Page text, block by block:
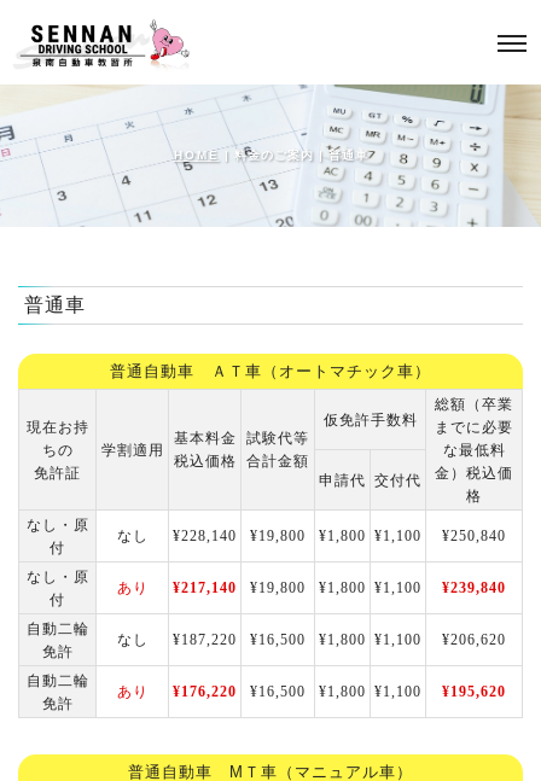
HOME | 料金のご案内 | 普通車
普通車
普通自動車 ＡＴ車（オートマチック車）
現在お持
ちの
免許証
学割適用
基本料金
税込価格
試験代等
合計金額
仮免許手数料
総額（卒業
までに必要
な最低料
金）税込価
格
申請代 交付代
なし・原
付
なし ¥228,140 ¥19,800 ¥1,800 ¥1,100 ¥250,840
なし・原
付
あり ¥217,140 ¥19,800 ¥1,800 ¥1,100 ¥239,840
自動二輪
免許
なし ¥187,220 ¥16,500 ¥1,800 ¥1,100 ¥206,620
自動二輪
免許
あり ¥176,220 ¥16,500 ¥1,800 ¥1,100 ¥195,620
普通自動車 MＴ車（マニュアル車）